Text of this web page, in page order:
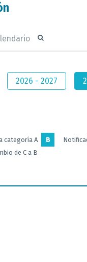
2026 - 2027
categoría A B
de C a B